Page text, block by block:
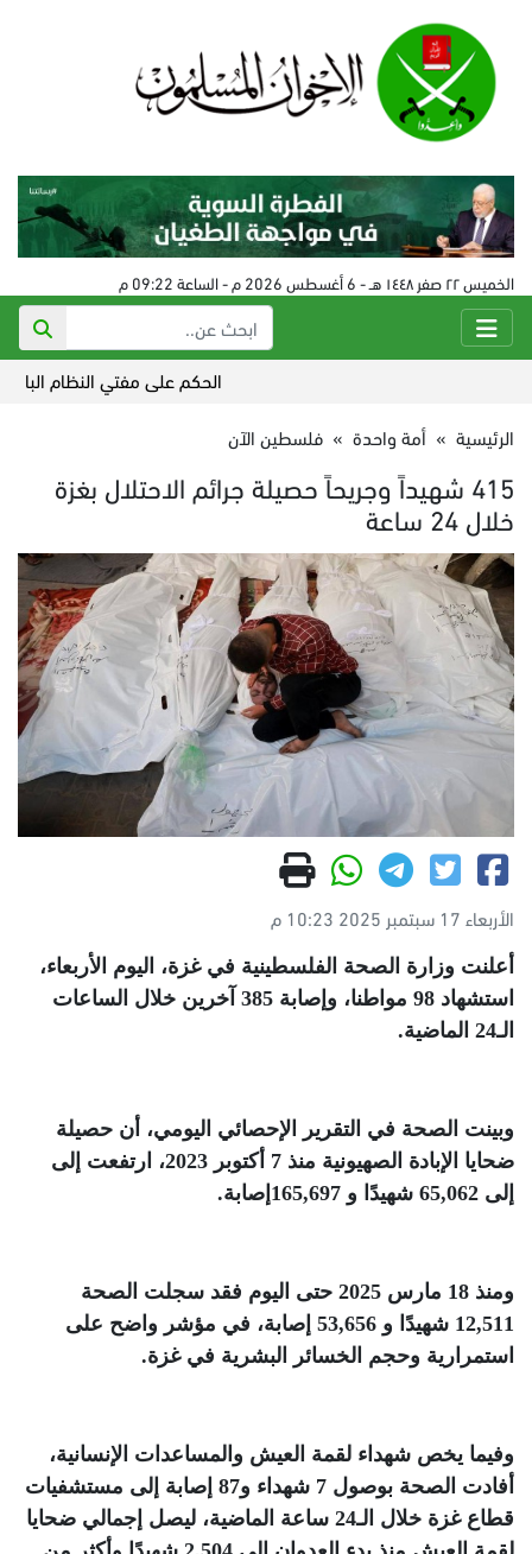
الخميس ٢٢ صفر ١٤٤٨ هـ - 6 أغسطس 2026 م - الساعة 09:22 م
الحكم على مفتي النظام البائد في سورية
الرئيسية » أمة واحدة » فلسطين الآن
415 شهيداً وجريحاً حصيلة جرائم الاحتلال بغزة
خلال 24 ساعة
الأربعاء 17 سبتمبر 2025 10:23 م
أعلنت وزارة الصحة الفلسطينية في غزة، اليوم الأربعاء،
استشهاد 98 مواطنا، وإصابة 385 آخرين خلال الساعات
الـ24 الماضية
.
وبينت الصحة في التقرير الإحصائي اليومي، أن حصيلة
ضحايا الإبادة الصهيونية منذ 7 أكتوبر 2023، ارتفعت إلى
إلى 65,062 شهيدًا و 165,697إصابة
.
ومنذ 18 مارس 2025 حتى اليوم فقد سجلت الصحة
12,511 شهيدًا و 53,656 إصابة، في مؤشر واضح على
استمرارية وحجم الخسائر البشرية في غزة.
وفيما يخص شهداء لقمة العيش والمساعدات الإنسانية،
أفادت الصحة بوصول 7 شهداء و87 إصابة إلى مستشفيات
قطاع غزة خلال الـ24 ساعة الماضية، ليصل إجمالي ضحايا